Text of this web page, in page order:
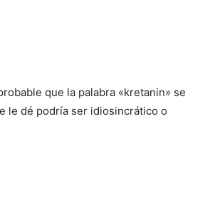
que la palabra «kretanin» se
le dé podría ser idiosincrático o